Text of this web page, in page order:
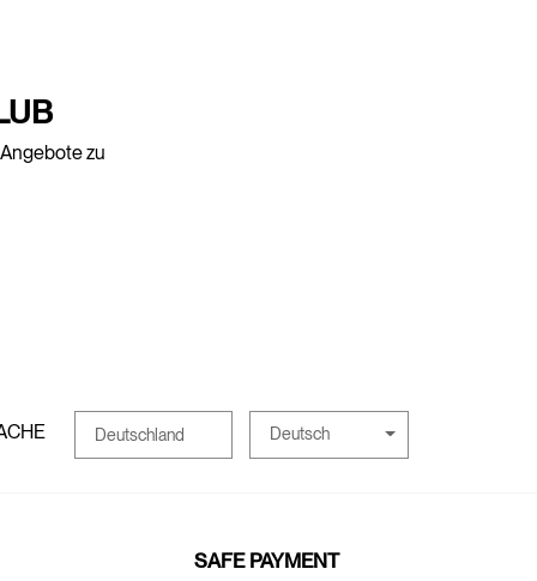
zu
Deutschland Deutsch
SAFE PAYMENT